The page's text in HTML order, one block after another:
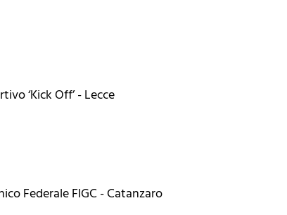
‘Kick Off’ - Lecce
Federale FIGC - Catanzaro